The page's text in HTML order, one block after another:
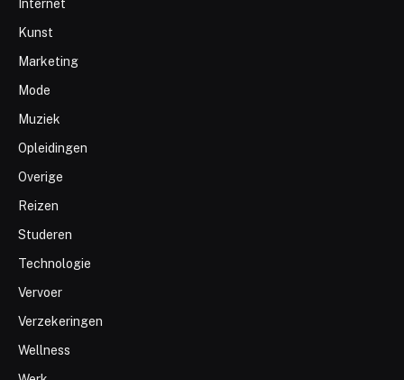
Internet
Kunst
Marketing
Mode
Muziek
Opleidingen
Overige
Reizen
Studeren
Technologie
Vervoer
Verzekeringen
Wellness